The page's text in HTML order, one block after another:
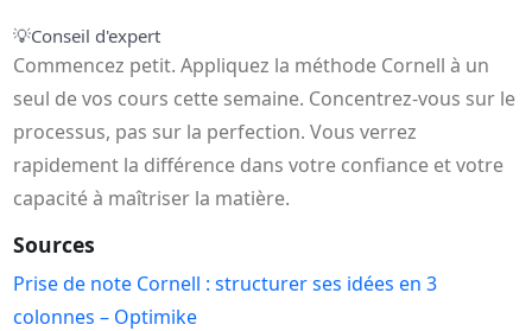
💡Conseil d'expert
Commencez petit. Appliquez la méthode Cornell à un
seul de vos cours cette semaine. Concentrez-vous sur le
processus, pas sur la perfection. Vous verrez
rapidement la différence dans votre confiance et votre
capacité à maîtriser la matière.
Sources
Prise de note Cornell : structurer ses idées en 3
colonnes – Optimike